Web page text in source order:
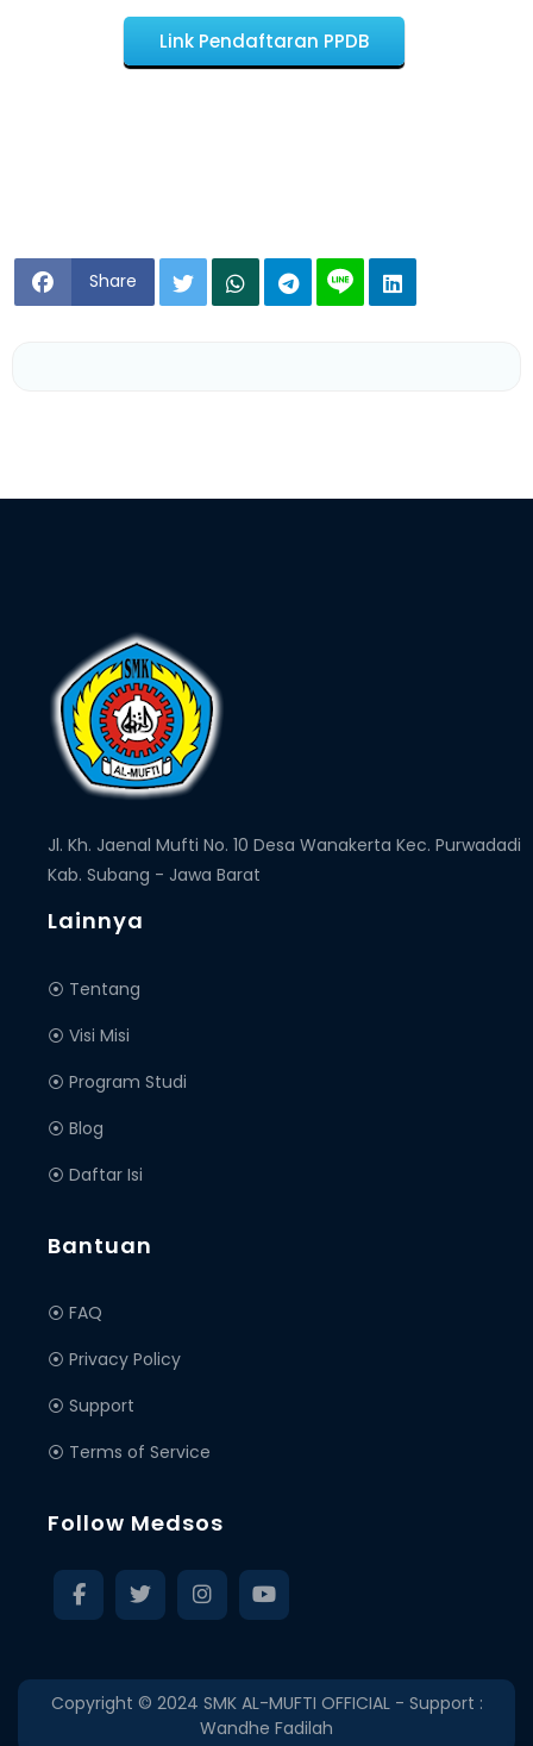
Link Pendaftaran PPDB
Share
Jl. Kh. Jaenal Mufti No. 10 Desa Wanakerta Kec. Purwadadi
Kab. Subang - Jawa Barat
Lainnya
⦿ Tentang
⦿ Visi Misi
⦿ Program Studi
⦿ Blog
⦿ Daftar Isi
Bantuan
⦿ FAQ
⦿ Privacy Policy
⦿ Support
⦿ Terms of Service
Follow Medsos
Copyright © 2024 SMK AL-MUFTI OFFICIAL- Support :
Wandhe Fadilah